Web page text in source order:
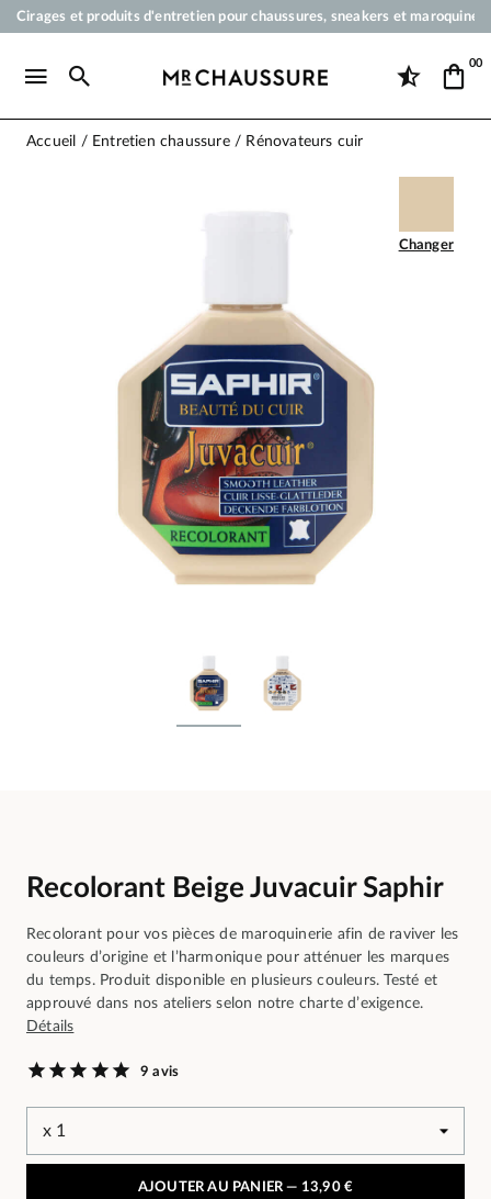
Cirages et produits d'entretien pour chaussures, sneakers et
Paiement en 3x 4x par carte bancaire dès 50 €
00
Accueil Entretien chaussure Rénovateurs cuir
Changer
Recolorant Beige Juvacuir Saphir
Recolorant pour vos pièces de maroquinerie afin de raviver les
couleurs d’origine et l’harmonique pour atténuer les marques
du temps. Produit disponible en plusieurs couleurs. Testé et
approuvé dans nos ateliers selon notre charte d’exigence.
Détails
9 avis
AJOUTER AU PANIER — 13,90 €